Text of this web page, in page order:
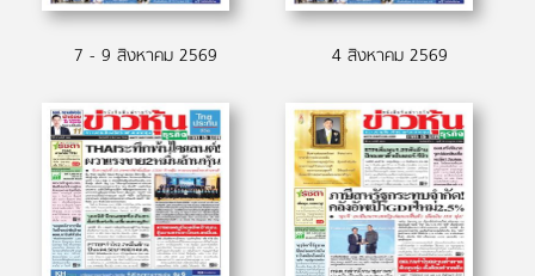
7 - 9 สิงหาคม 2569 4 สิงหาคม 2569